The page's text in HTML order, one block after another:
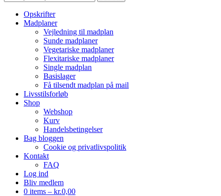
Opskrifter
Madplaner
Vejledning til madplan
Sunde madplaner
Vegetariske madplaner
Flexitariske madplaner
Single madplan
Basislager
Få tilsendt madplan på mail
Livsstilsforløb
Shop
Webshop
Kurv
Handelsbetingelser
Bag bloggen
Cookie og privatlivspolitik
Kontakt
FAQ
Log ind
Bliv medlem
0 items – kr.0,00